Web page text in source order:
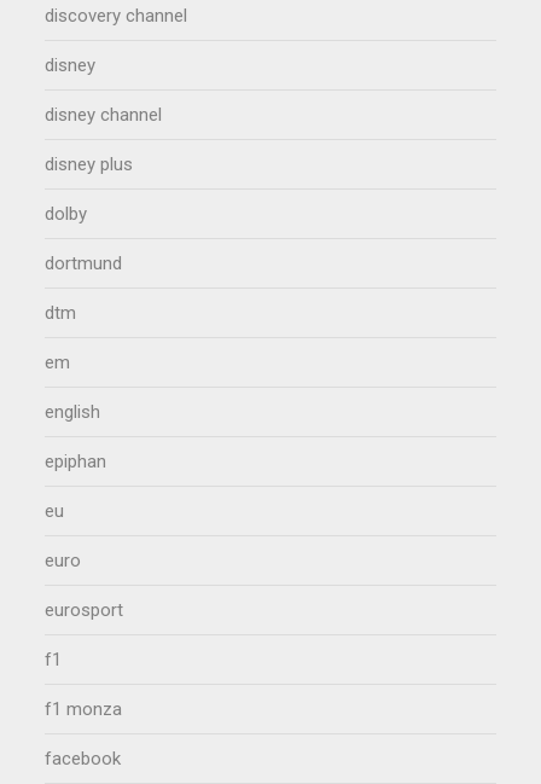
discovery channel
disney
disney channel
disney plus
dolby
dortmund
dtm
em
english
epiphan
eu
euro
eurosport
f1
f1 monza
facebook